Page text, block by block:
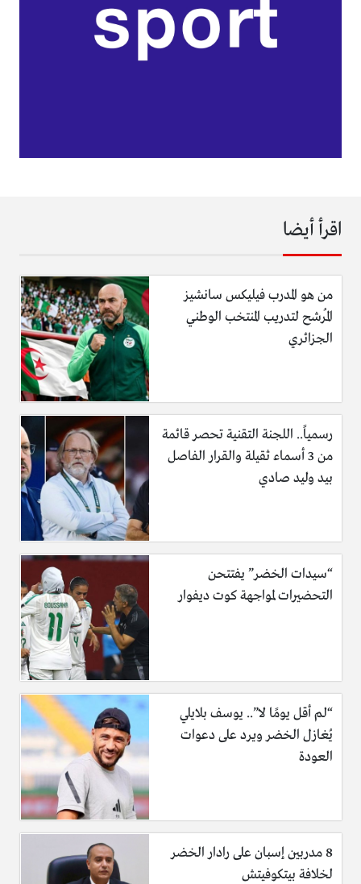
اقرأ أيضا
من هو المدرب فيليكس سانشيز
المُرشح لتدريب المنتخب الوطني
الجزائري
رسمياً.. اللجنة التقنية تحصر قائمة
من 3 أسماء ثقيلة والقرار الفاصل
بيد وليد صادي
“سيدات الخضر” يفتتحن
التحضيرات لمواجهة كوت ديفوار
“لم أقل يومًا لا”.. يوسف بلايلي
يُغازل الخضر ويرد على دعوات
العودة
8 مدربين إسبان على رادار الخضر
لخلافة بيتكوفيتش